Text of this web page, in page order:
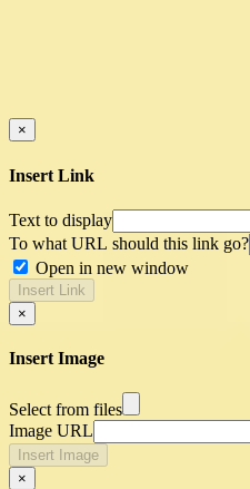
×
Insert Link
Text to display
To what URL should this link go?
Open in new window
Insert Link
×
Insert Image
Select from files
Image URL
Insert Image
×